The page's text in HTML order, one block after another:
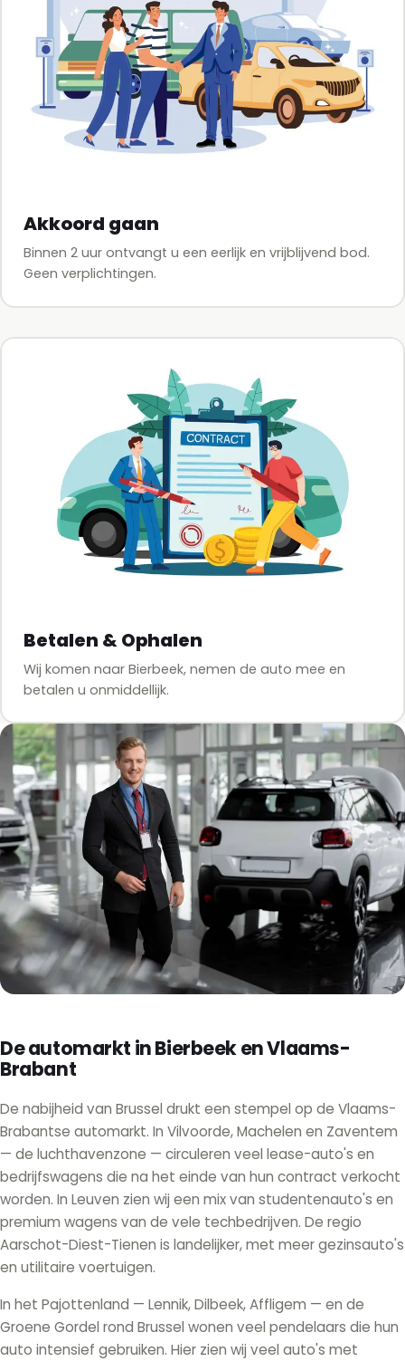
Akkoord gaan
Binnen 2 uur ontvangt u een eerlijk en vrijblijvend bod.
Geen verplichtingen.
Betalen & Ophalen
Wij komen naar Bierbeek, nemen de auto mee en
betalen u onmiddellijk.
De automarkt in Bierbeek en Vlaams-
Brabant
De nabijheid van Brussel drukt een stempel op de Vlaams-
Brabantse automarkt. In Vilvoorde, Machelen en Zaventem
— de luchthavenzone — circuleren veel lease-auto's en
bedrijfswagens die na het einde van hun contract verkocht
worden. In Leuven zien wij een mix van studentenauto's en
premium wagens van de vele techbedrijven. De regio
Aarschot-Diest-Tienen is landelijker, met meer gezinsauto's
en utilitaire voertuigen.
In het Pajottenland — Lennik, Dilbeek, Affligem — en de
Groene Gordel rond Brussel wonen veel pendelaars die hun
auto intensief gebruiken. Hier zien wij veel auto's met